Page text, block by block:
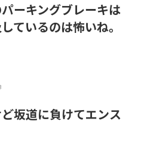
ーキングブレーキは
ているのは怖いね。
坂道に負けてエンス